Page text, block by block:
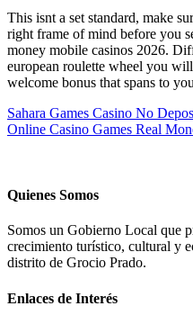
This isnt a set standard, make
right frame of mind before you
money mobile casinos 2026.
european roulette wheel you
welcome bonus that spans to
Sahara Games Casino No
Online Casino Games Real
Quienes Somos
Somos un Gobierno Local que
crecimiento turístico, cultural y
distrito de Grocio Prado.
Enlaces de Interés